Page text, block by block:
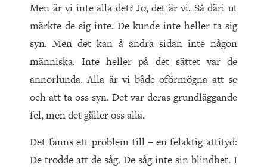
Men är vi inte alla det? Jo, det är vi. Så däri ut
märkte de sig inte. De kunde inte heller ta sig
syn. Men det kan å andra sidan inte någon
människa. Inte heller på det sättet var de
annorlunda. Alla är vi både oförmögna att se
och att ta oss syn. Det var deras grundläggande
fel, men det gäller oss alla.
Det fanns ett problem till – en felaktig attityd:
De trodde att de såg. De såg inte sin blindhet. I